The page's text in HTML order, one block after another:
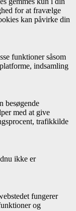
for at fravælge
kan påvirke din
funktioner såsom
indsamling
besøgende
med at give
trafikkilde
ikke er
fungerer
og